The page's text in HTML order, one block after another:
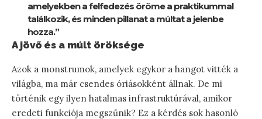
amelyekben a felfedezés öröme a praktikummal
találkozik, és minden pillanat a múltat a jelenbe
hozza.”
A jövő és a múlt öröksége
Azok a monstrumok, amelyek egykor a hangot vitték a
világba, ma már csendes óriásokként állnak. De mi
történik egy ilyen hatalmas infrastruktúrával, amikor
eredeti funkciója megszűnik? Ez a kérdés sok hasonló